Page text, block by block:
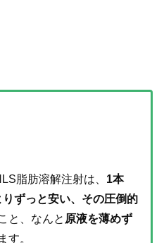
脂肪溶解注射は、 1本
ずっと安い、その圧倒的
と、なんと 原液を薄めず
す。